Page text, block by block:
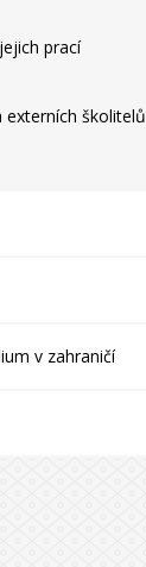
prací
externích školitelů
v zahraničí